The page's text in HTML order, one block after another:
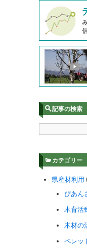
記事の検索
カテゴリー
県産材利用
ぴあん
木育活
木材の
ペレッ